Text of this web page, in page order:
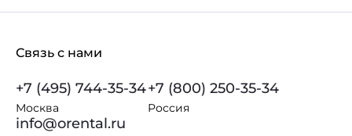
Связь с нами
+7 (495) 744-35-34
Москва
+7 (800) 250-35-34
Россия
info@orental.ru